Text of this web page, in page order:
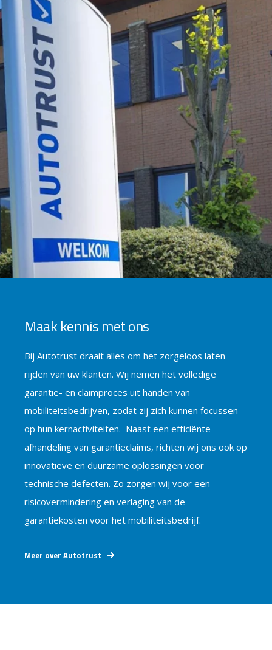
Maak kennis met ons
Bij Autotrust draait alles om het zorgeloos laten
rijden van uw klanten. Wij nemen het volledige
garantie- en claimproces uit handen van
mobiliteitsbedrijven, zodat zij zich kunnen focussen
op hun kernactiviteiten. Naast een efficiënte
afhandeling van garantieclaims, richten wij ons ook op
innovatieve en duurzame oplossingen voor
technische defecten. Zo zorgen wij voor een
risicovermindering en verlaging van de
garantiekosten voor het mobiliteitsbedrijf.
Meer over Autotrust